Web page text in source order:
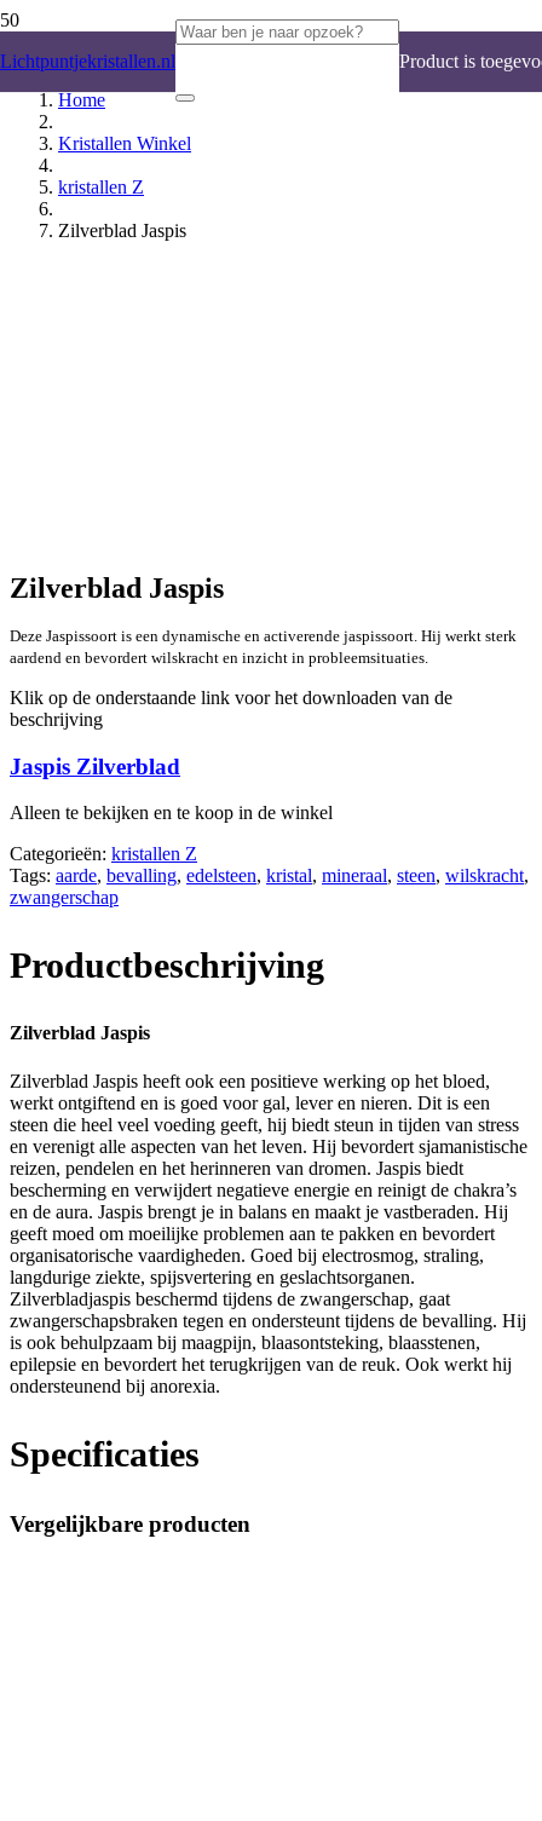
Lichtpuntjekristallen.nl Product is
Home
Kristallen Winkel
kristallen Z
Zilverblad Jaspis
Zilverblad Jaspis
Deze Jaspissoort is een dynamische en activerende jaspissoort. Hij werkt sterk
aardend en bevordert wilskracht en inzicht in probleemsituaties.
Klik op de onderstaande link voor het downloaden van de
beschrijving
Jaspis Zilverblad
Alleen te bekijken en te koop in de winkel
Categorieën: kristallen Z
Tags: aarde, bevalling, edelsteen, kristal, mineraal, steen, wilskracht,
zwangerschap
Productbeschrijving
Zilverblad Jaspis
Zilverblad Jaspis heeft ook een positieve werking op het bloed,
werkt ontgiftend en is goed voor gal, lever en nieren. Dit is een
steen die heel veel voeding geeft, hij biedt steun in tijden van stress
en verenigt alle aspecten van het leven. Hij bevordert sjamanistische
reizen, pendelen en het herinneren van dromen. Jaspis biedt
bescherming en verwijdert negatieve energie en reinigt de chakra’s
en de aura. Jaspis brengt je in balans en maakt je vastberaden. Hij
geeft moed om moeilijke problemen aan te pakken en bevordert
organisatorische vaardigheden. Goed bij electrosmog, straling,
langdurige ziekte, spijsvertering en geslachtsorganen.
Zilverbladjaspis beschermd tijdens de zwangerschap, gaat
zwangerschapsbraken tegen en ondersteunt tijdens de bevalling. Hij
is ook behulpzaam bij maagpijn, blaasontsteking, blaasstenen,
epilepsie en bevordert het terugkrijgen van de reuk. Ook werkt hij
ondersteunend bij anorexia.
Specificaties
Vergelijkbare producten